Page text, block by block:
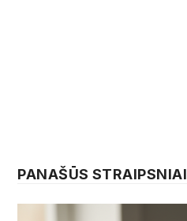
PANAŠŪS STRAIPSNIAI